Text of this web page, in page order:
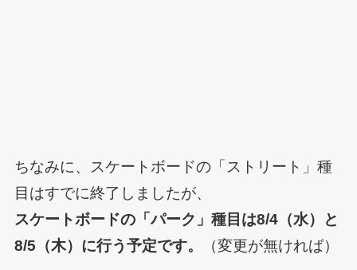
ちなみに、スケートボードの「ストリート」種
目はすでに終了しましたが、
スケートボードの「パーク」種目は8/4（水）と
8/5（木）に行う予定です。
（変更が無ければ）